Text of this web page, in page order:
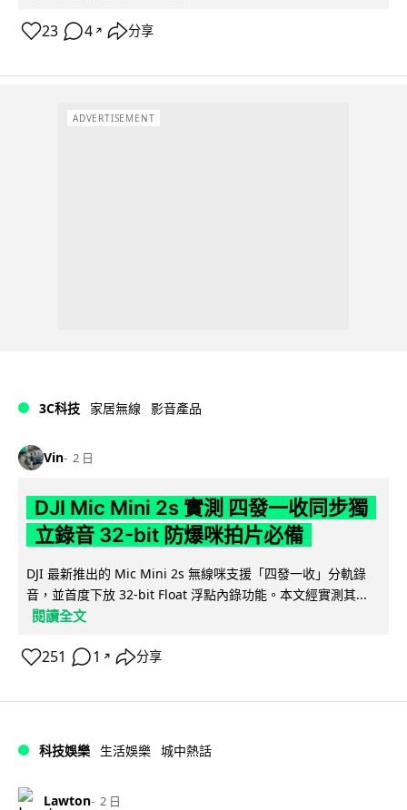
23 4 ↗ 分享
ADVERTISEMENT
3C科技 家居無線 影音產品
Vin 2 日
DJI Mic Mini 2s 實測 四發一收同步獨
立錄音 32-bit 防爆咪拍片必備
DJI 最新推出的 Mic Mini 2s 無線咪支援「四發一收」分軌錄
音，並首度下放 32-bit Float 浮點內錄功能。本文經實測其...
閱讀全文
251 1 ↗ 分享
科技娛樂 生活娛樂 城中熱話
Lawton 2 日